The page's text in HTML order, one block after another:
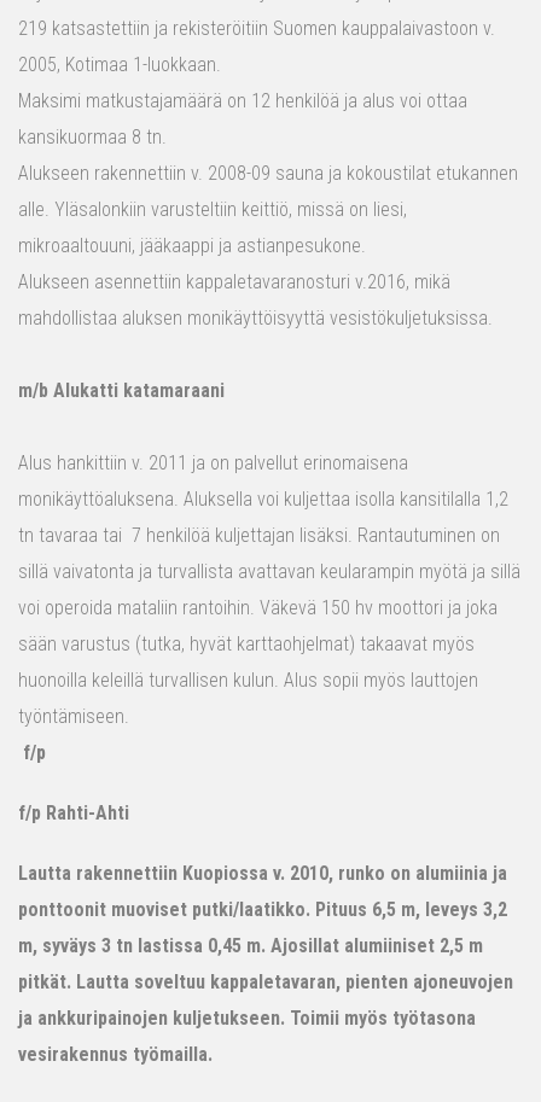
219 katsastettiin ja rekisteröitiin Suomen kauppalaivastoon v.
2005, Kotimaa 1-luokkaan.
Maksimi matkustajamäärä on 12 henkilöä ja alus voi ottaa
kansikuormaa 8 tn.
Alukseen rakennettiin v. 2008-09 sauna ja kokoustilat etukannen
alle. Yläsalonkiin varusteltiin keittiö, missä on liesi,
mikroaaltouuni, jääkaappi ja astianpesukone.
Alukseen asennettiin kappaletavaranosturi v.2016, mikä
mahdollistaa aluksen monikäyttöisyyttä vesistökuljetuksissa.
m/b Alukatti katamaraani
Alus hankittiin v. 2011 ja on palvellut erinomaisena
monikäyttöaluksena. Aluksella voi kuljettaa isolla kansitilalla 1,2
tn tavaraa tai 7 henkilöä kuljettajan lisäksi. Rantautuminen on
sillä vaivatonta ja turvallista avattavan keularampin myötä ja sillä
voi operoida mataliin rantoihin. Väkevä 150 hv moottori ja joka
sään varustus (tutka, hyvät karttaohjelmat) takaavat myös
huonoilla keleillä turvallisen kulun. Alus sopii myös lauttojen
työntämiseen.
f/p
f/p Rahti-Ahti
Lautta rakennettiin Kuopiossa v. 2010, runko on alumiinia ja
ponttoonit muoviset putki/laatikko. Pituus 6,5 m, leveys 3,2
m, syväys 3 tn lastissa 0,45 m. Ajosillat alumiiniset 2,5 m
pitkät. Lautta soveltuu kappaletavaran, pienten ajoneuvojen
ja ankkuripainojen kuljetukseen. Toimii myös työtasona
vesirakennus työmailla.